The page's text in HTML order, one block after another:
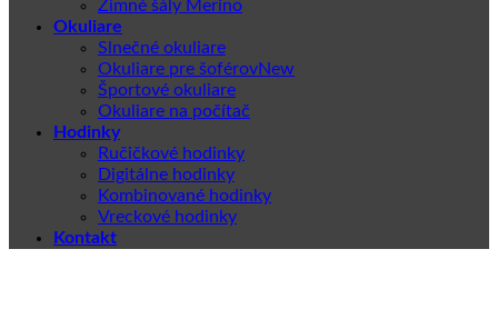
Zimné šály Merino
Okuliare
Slnečné okuliare
Okuliare pre šoférov
Športové okuliare
Okuliare na počítač
Hodinky
Ručičkové hodinky
Digitálne hodinky
Kombinované hodinky
Vreckové hodinky
Kontakt